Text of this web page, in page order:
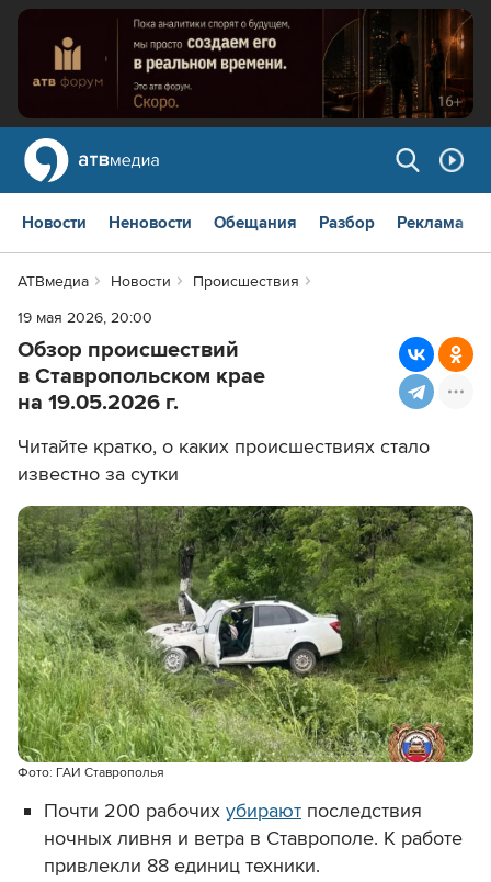
Новости Неновости Обещания Разбор Реклама
АТВмедиа Новости
Происшествия
19 мая 2026, 20:00
Обзор происшествий
в Ставропольском крае
на 19.05.2026 г.
Читайте кратко, о каких происшествиях стало
известно за сутки
Фото: ГАИ Ставрополья
Почти 200 рабочих убирают последствия
ночных ливня и ветра в Ставрополе. К работе
привлекли 88 единиц техники.